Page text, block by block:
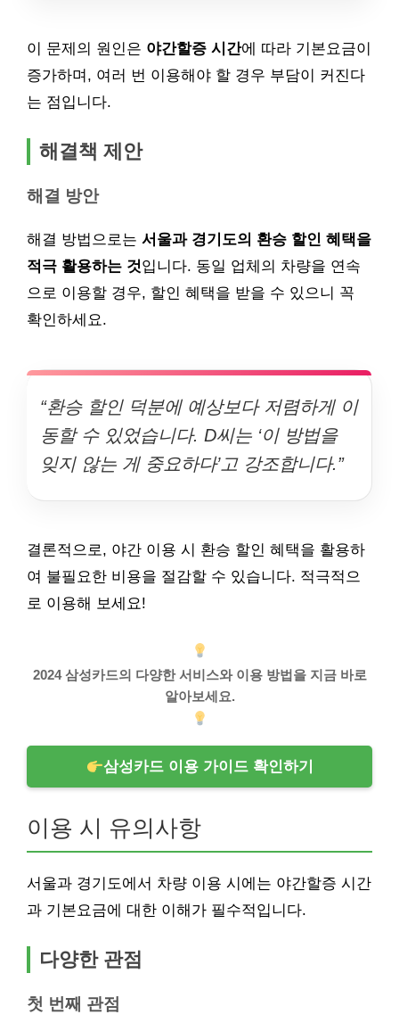
이 문제의 원인은 야간할증 시간에 따라 기본요금이
증가하며, 여러 번 이용해야 할 경우 부담이 커진다
는 점입니다.
해결책 제안
해결 방안
해결 방법으로는 서울과 경기도의 환승 할인 혜택을
적극 활용하는 것입니다. 동일 업체의 차량을 연속
으로 이용할 경우, 할인 혜택을 받을 수 있으니 꼭
확인하세요.
“환승 할인 덕분에 예상보다 저렴하게 이
동할 수 있었습니다. D씨는 ‘이 방법을
잊지 않는 게 중요하다’고 강조합니다.”
결론적으로, 야간 이용 시 환승 할인 혜택을 활용하
여 불필요한 비용을 절감할 수 있습니다. 적극적으
로 이용해 보세요!
2024 삼성카드의 다양한 서비스와 이용 방법을 지금 바로
알아보세요.
삼성카드 이용 가이드 확인하기
이용 시 유의사항
서울과 경기도에서 차량 이용 시에는 야간할증 시간
과 기본요금에 대한 이해가 필수적입니다.
다양한 관점
첫 번째 관점